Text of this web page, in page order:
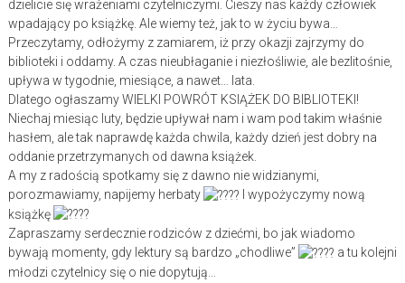
dzielicie się wrażeniami czytelniczymi. Cieszy nas każdy człowiek
wpadający po książkę. Ale wiemy też, jak to w życiu bywa…
Przeczytamy, odłożymy z zamiarem, iż przy okazji zajrzymy do
biblioteki i oddamy. A czas nieubłaganie i niezłośliwie, ale bezlitośnie,
upływa w tygodnie, miesiące, a nawet… lata.
Dlatego ogłaszamy WIELKI POWRÓT KSIĄŻEK DO BIBLIOTEKI!
Niechaj miesiąc luty, będzie upływał nam i wam pod takim właśnie
hasłem, ale tak naprawdę każda chwila, każdy dzień jest dobry na
oddanie przetrzymanych od dawna książek.
A my z radością spotkamy się z dawno nie widzianymi,
porozmawiamy, napijemy herbaty
I wypożyczymy nową
książkę
Zapraszamy serdecznie rodziców z dziećmi, bo jak wiadomo
bywają momenty, gdy lektury są bardzo „chodliwe”
a tu kolejni
młodzi czytelnicy się o nie dopytują…